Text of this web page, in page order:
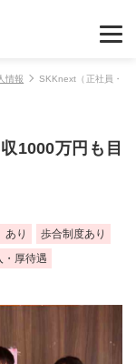
情報
SKKnext（正社員・
1000万円も目
あり
歩合制度あり
・厚待遇